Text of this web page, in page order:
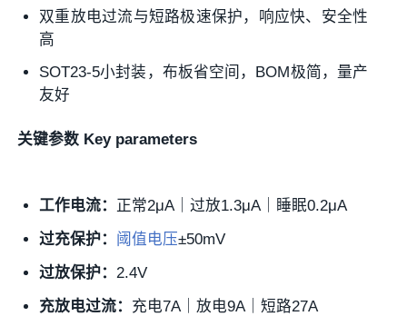
双重放电过流与短路极速保护，响应快、安全性
高
SOT23-5小封装，布板省空间，BOM极简，量产
友好
关键参数 Key parameters
工作电流： 正常2μA｜过放1.3μA｜睡眠0.2μA
过充保护： 阈值电压±50mV
过放保护： 2.4V
充放电过流： 充电7A｜放电9A｜短路27A